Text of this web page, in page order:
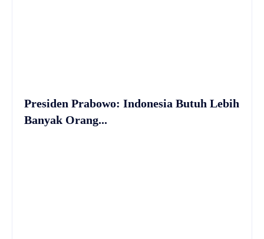
Presiden Prabowo: Indonesia Butuh Lebih
Banyak Orang...